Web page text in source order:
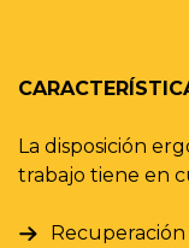
La disposición
trabajo tiene en
Recuperación